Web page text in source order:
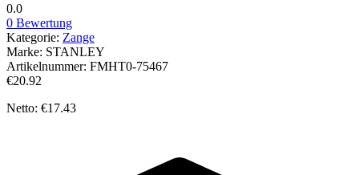
0.0
0 Bewertung
Kategorie: Zange
Marke: STANLEY
Artikelnummer: FMHT0-75467
€20.92
Netto: €17.43